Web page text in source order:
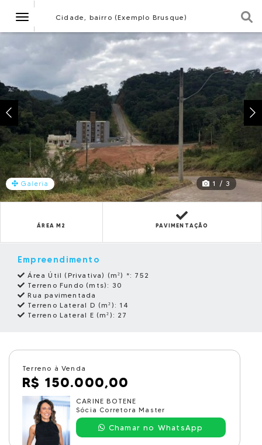
NavegaçãoCidade, bairro (Exemplo Brusque)
Galeria 1 / 3
ÁREA M2 PAVIMENTAÇÃO
Empreendimento
Área Útil (Privativa) (m²) *: 752
Terreno Fundo (mts): 30
Rua pavimentada
Terreno Lateral D (m²): 14
Terreno Lateral E (m²): 27
Terreno à Venda
R$ 150.000,00
CARINE BOTENE
Sócia Corretora Master
Chamar no WhatsApp